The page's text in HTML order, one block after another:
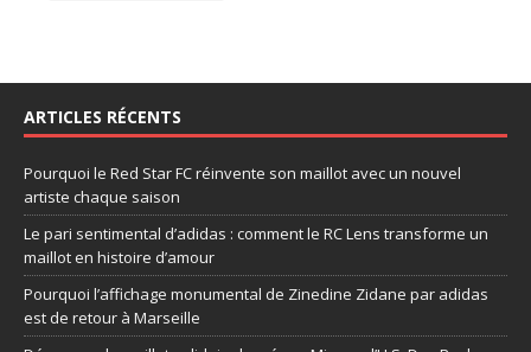
ARTICLES RÉCENTS
Pourquoi le Red Star FC réinvente son maillot avec un nouvel
artiste chaque saison
Le pari sentimental d’adidas : comment le RC Lens transforme un
maillot en histoire d’amour
Pourquoi l’affichage monumental de Zinedine Zidane par adidas
est de retour à Marseille